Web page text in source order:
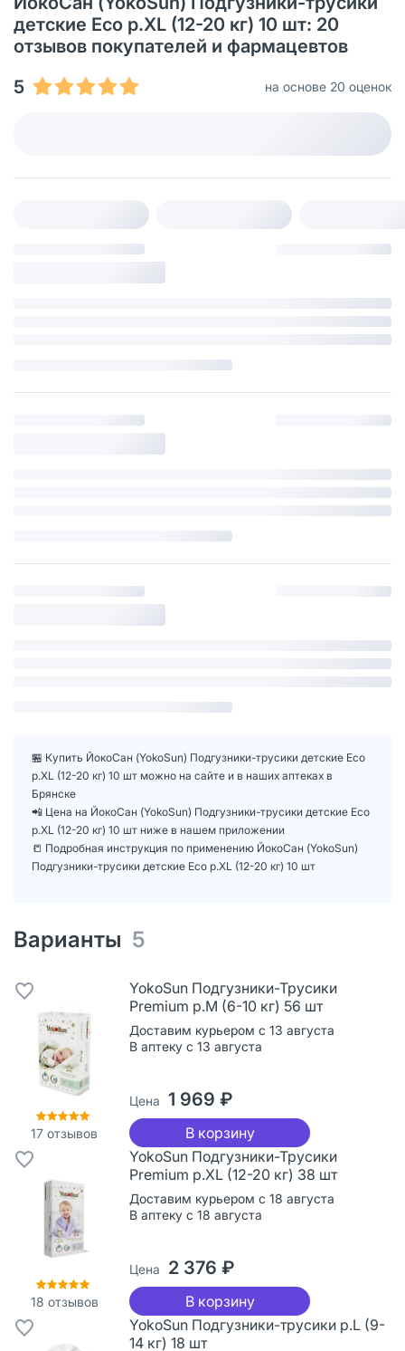
детские Eco р.XL (12-20 кг) 10 шт: 20
отзывов покупателей и фармацевтов
5
на основе 20 оценок
🏪 Купить ЙокоСан (YokoSun) Подгузники-трусики детские Eco
р.XL (12-20 кг) 10 шт можно на сайте и в наших аптеках в
Брянске
📲 Цена на ЙокоСан (YokoSun) Подгузники-трусики детские Eco
р.XL (12-20 кг) 10 шт ниже в нашем приложении
📒 Подробная инструкция по применению ЙокоСан (YokoSun)
Подгузники-трусики детские Eco р.XL (12-20 кг) 10 шт
Варианты 5
17 отзывов
YokoSun Подгузники-Трусики
Premium р.M (6-10 кг) 56 шт
Доставим курьером с 13 августа
В аптеку с 13 августа
Цена 1 969 ₽
В корзину
18 отзывов
YokoSun Подгузники-Трусики
Premium р.XL (12-20 кг) 38 шт
Доставим курьером с 18 августа
В аптеку с 18 августа
Цена 2 376 ₽
В корзину
YokoSun Подгузники-трусики р.L (9-
14 кг) 18 шт